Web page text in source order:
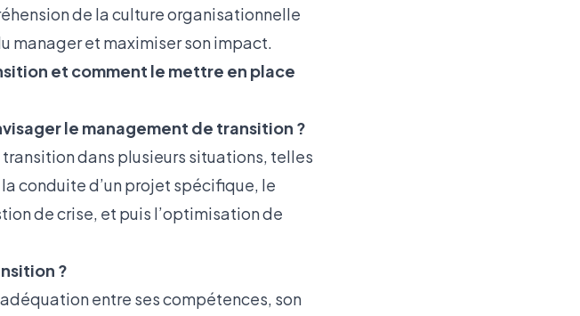
de la culture organisationnelle
manager et maximiser son impact.
et comment le mettre en place
le management de transition ?
dans plusieurs situations, telles
conduite d’un projet spécifique, le
de crise, et puis l’optimisation de
?
entre ses compétences, son